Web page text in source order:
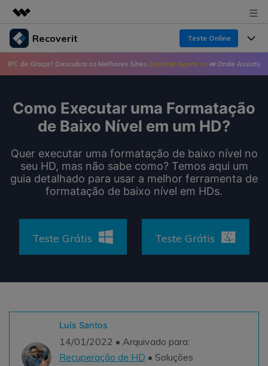
Produtos em destaque
Criatividade digital com IA generativa
Negócios
Visão geral
Soluções
Sobre nós
Sala de imprensa
Loja
Suporte
Recoverit Teste Online
Produtos
Recoverit para Windows
Uma ferramenta líder de recuperação de dados
Teste Grátis
Recoverit para Mac
Recupere dados ilimitados do sistema Mac
Recoverit Grátis
Recupere dados perdidos/excluídos gratuitamente
Recursos
Recuperar arquivos de mídia
Recuperar arquivos de documentos
Recuperação de dispositivos
Soluções de arquivos
Soluções para computadores
Soluções de backup
Porque Recoverit
Histórias de usuários
Entrar
Teste Online
Descubra os Melhores SitesExplorar Agora >> 📣 Onde Assistir UFC de
Como Executar uma Formatação
de Baixo Nível em um HD?
Quer executar uma formatação de baixo nível no
seu HD, mas não sabe como? Temos aqui um
guia detalhado para usar a melhor ferramenta de
formatação de baixo nível em HDs.
Teste Grátis Teste Grátis
Luís Santos
14/01/2022 • Arquivado para:
Recuperação de HD • Soluções